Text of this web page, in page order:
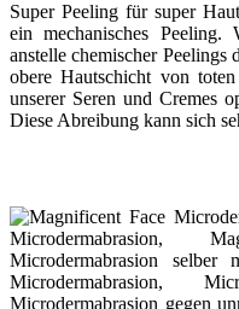
Super Peeling für super
ein mechanisches
anstelle chemischer
obere Hautschicht von
unserer Seren und Cremes
Diese Abreibung kann sich